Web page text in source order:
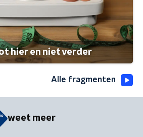
hier en niet verder
Alle fragmenten
weet meer